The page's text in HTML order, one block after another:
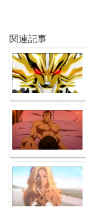
関連記事